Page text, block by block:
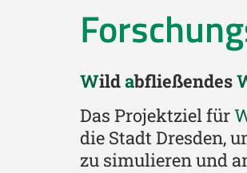
Wildabfließendes
Das Projektziel für
die Stadt Dresden,
zu simulieren und